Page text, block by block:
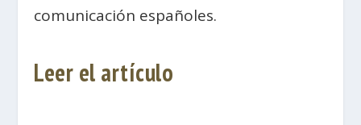
comunicación españoles.
Leer el artículo